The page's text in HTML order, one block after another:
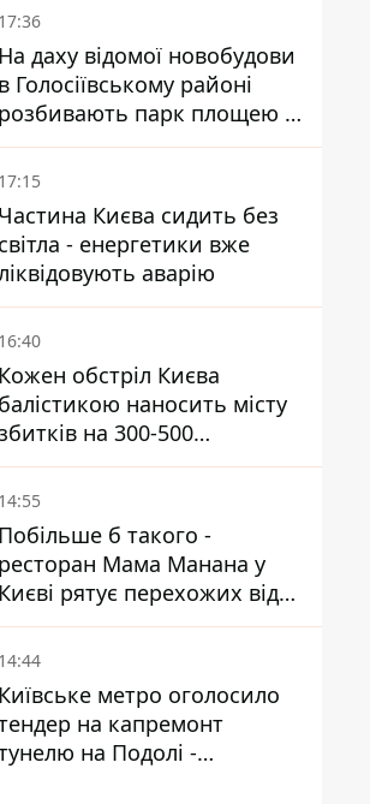
17:36
На даху відомої новобудови
в Голосіївському районі
розбивають парк площею в
17:15
Частина Києва сидить без
світла - енергетики вже
аварію
16:40
Кожен обстріл Києва
балістикою наносить місту
на 300-500
- Петро
Пантелеєв
14:55
Побільше б такого -
ресторан Мама Манана у
Києві рятує перехожих від
14:44
Київське метро оголосило
на капремонт
на Подолі -